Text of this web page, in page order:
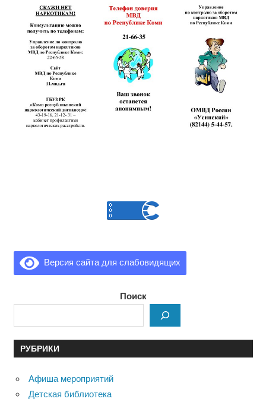
Версия сайта для слабовидящих
Поиск
РУБРИКИ
Афиша мероприятий
Детская библиотека